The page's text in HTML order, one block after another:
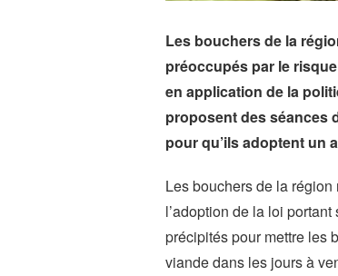
Les bouchers de la
préoccupés par le
en application de la
proposent des séances
pour qu’ils adoptent un
Les bouchers de la
l’adoption de la loi
précipités pour mettre les
viande dans les jours à